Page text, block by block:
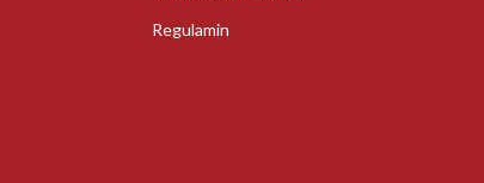
Regulamin